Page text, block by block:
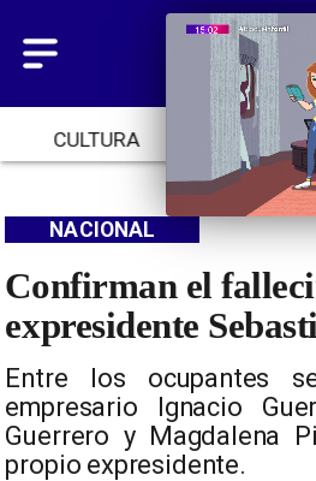
CULTURA
Confirman el
expresidente
​Entre los ocupantes
empresario Ignacio
Guerrero y Magdalena
propio expresidente.
NACIONAL